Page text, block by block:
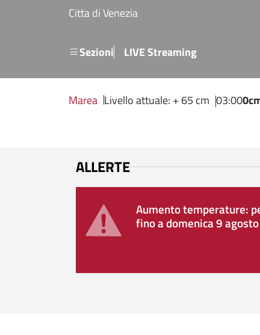
Salta al contenuto principale
Citta di Venezia
SezioniMenu secondario
LIVE Streaming
Marea Livello attuale: + 65 cm 03:00
ALLERTE
Aumento temperature:
fino a domenica 9 agosto